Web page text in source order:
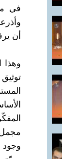
في
أن
وهذا
مجمل